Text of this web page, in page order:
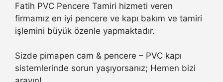
Fatih PVC Pencere Tamiri hizmeti veren
firmamız en iyi pencere ve kapı bakım ve tamiri
işlemini büyük özenle yapmaktadır.
Sizde pimapen cam & pencere – PVC kapı
sistemlerinde sorun yaşıyorsanız; Hemen bizi